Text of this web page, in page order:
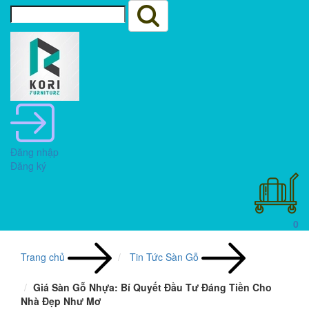
Đăng nhập
Đăng ký
0
Trang chủ Tin Tức Sàn Gỗ
Giá Sàn Gỗ Nhựa: Bí Quyết Đầu Tư Đáng Tiền Cho
Nhà Đẹp Như Mơ